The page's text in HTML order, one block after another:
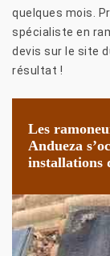
quelques mois.
spécialiste en
devis sur le site
résultat !
Les
Andueza
installations